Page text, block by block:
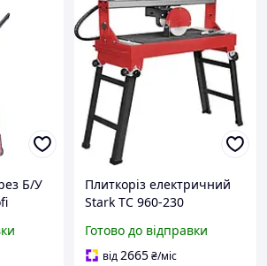
Б/У
Плиткоріз електричний
Stark TC 960-230
Готово до відправки
від2665₴/міс